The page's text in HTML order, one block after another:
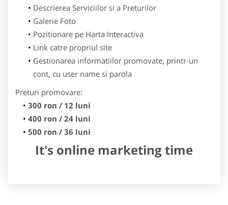
Descrierea Serviciilor si a Preturilor
Galerie Foto
Pozitionare pe Harta Interactiva
Link catre propriul site
Gestionarea informatiilor promovate, printr-un
cont, cu user name si parola
Preturi promovare:
300 ron / 12 luni
400 ron / 24 luni
500 ron / 36 luni
It's online marketing time